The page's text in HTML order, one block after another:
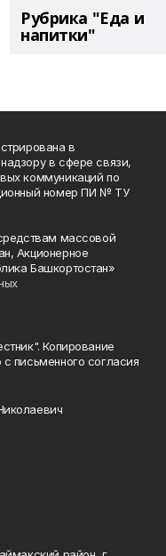
Рубрика "Еда и
напитки"
в
в сфере связи,
коммуникаций по
номер ПИ № ТУ
массовой
Акционерное
Башкортостан»
Копирование
письменного согласия